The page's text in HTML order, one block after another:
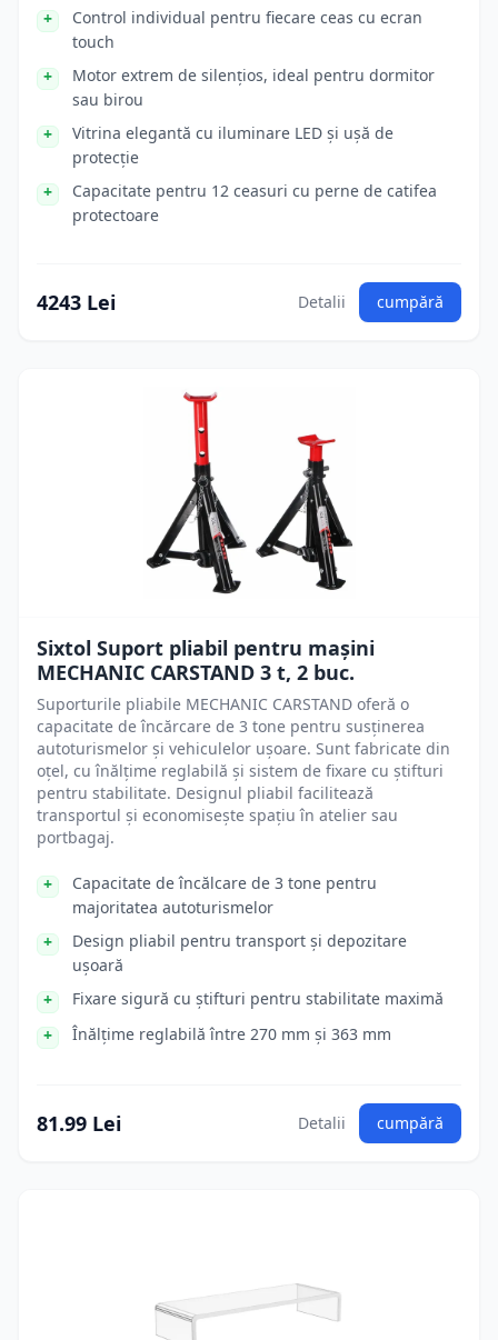
Control individual pentru fiecare ceas cu ecran
touch
Motor extrem de silențios, ideal pentru dormitor
sau birou
Vitrina elegantă cu iluminare LED și ușă de
protecție
Capacitate pentru 12 ceasuri cu perne de catifea
protectoare
4243 Lei Detalii cumpără
Sixtol Suport pliabil pentru mașini
MECHANIC CARSTAND 3 t, 2 buc.
Suporturile pliabile MECHANIC CARSTAND oferă o
capacitate de încărcare de 3 tone pentru susținerea
autoturismelor și vehiculelor ușoare. Sunt fabricate din
oțel, cu înălțime reglabilă și sistem de fixare cu știfturi
pentru stabilitate. Designul pliabil facilitează
transportul și economisește spațiu în atelier sau
portbagaj.
Capacitate de încălcare de 3 tone pentru
majoritatea autoturismelor
Design pliabil pentru transport și depozitare
ușoară
Fixare sigură cu știfturi pentru stabilitate maximă
Înălțime reglabilă între 270 mm și 363 mm
81.99 Lei Detalii cumpără